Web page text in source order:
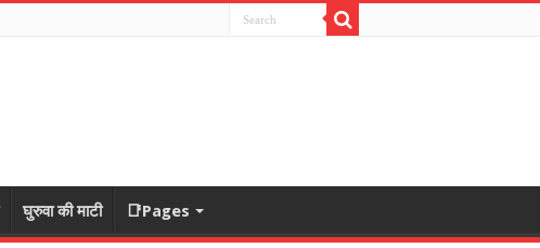
घुरुवा की माटी 📑Pages